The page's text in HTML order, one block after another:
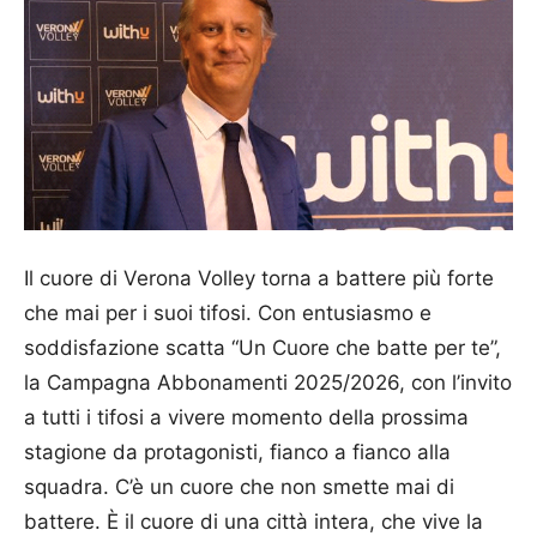
Il cuore di Verona Volley torna a battere più forte
che mai per i suoi tifosi. Con entusiasmo e
soddisfazione scatta “Un Cuore che batte per te”,
la Campagna Abbonamenti 2025/2026, con l’invito
a tutti i tifosi a vivere momento della prossima
stagione da protagonisti, fianco a fianco alla
squadra. C’è un cuore che non smette mai di
battere. È il cuore di una città intera, che vive la